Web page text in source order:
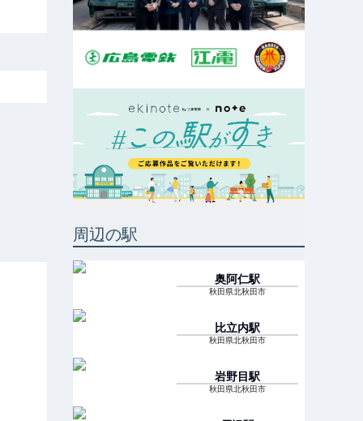
周辺の駅
奥阿仁駅
秋田県北秋田市
比立内駅
秋田県北秋田市
岩野目駅
秋田県北秋田市